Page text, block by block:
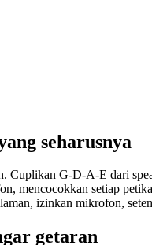
seharusnya
Cuplikan G-D-A-E dari
mencocokkan setiap
izinkan mikrofon,
getaran